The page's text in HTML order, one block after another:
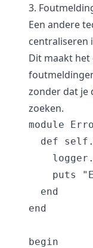
3.
Een andere
centraliseren
Dit maakt
zonder dat je
zoeken.
module
def
puts
  end
end
begin